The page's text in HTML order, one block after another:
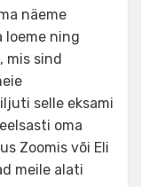
näeme
loeme ning
mis sind
selle eksami
oma
Zoomis või Eli
meile alati